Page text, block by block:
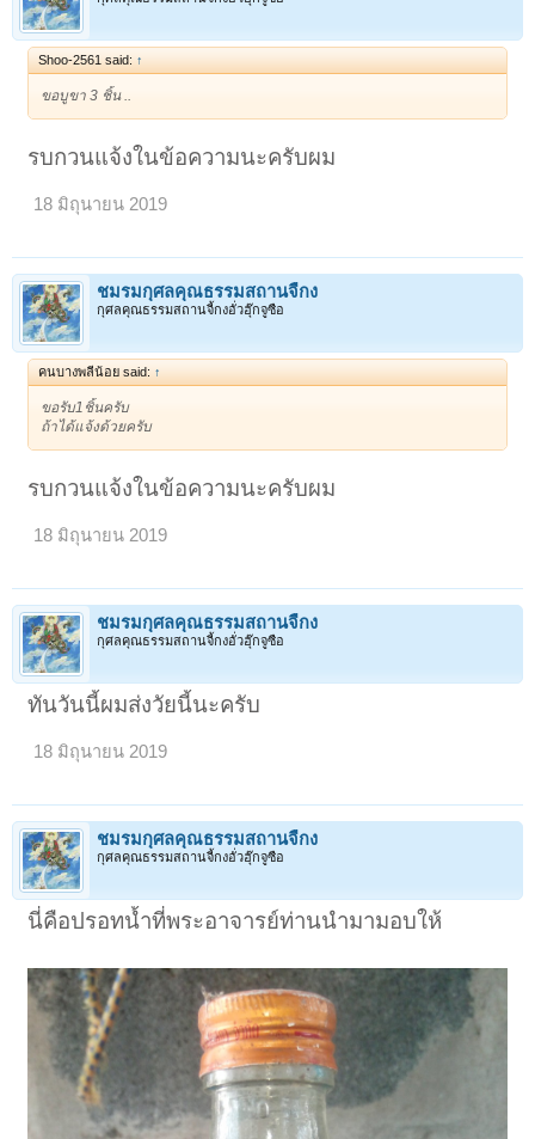
Shoo-2561 said: ↑
ขอบูขา 3 ชิ้น ..
รบกวนแจ้งในข้อความนะครับผม
18 มิถุนายน 2019
ชมรมกุศลคุณธรรมสถานจี้กง
กุศลคุณธรรมสถานจี้กงอั่วฮุ๊กจูซือ
คนบางพลีน้อย said: ↑
ขอรับ1ชิ้นครับ
ถ้าได้แจ้งด้วยครับ
รบกวนแจ้งในข้อความนะครับผม
18 มิถุนายน 2019
ชมรมกุศลคุณธรรมสถานจี้กง
กุศลคุณธรรมสถานจี้กงอั่วฮุ๊กจูซือ
ทันวันนี้ผมส่งวัยนี้นะครับ
18 มิถุนายน 2019
ชมรมกุศลคุณธรรมสถานจี้กง
กุศลคุณธรรมสถานจี้กงอั่วฮุ๊กจูซือ
นี่คือปรอทน้ำที่พระอาจารย์ท่านนำมามอบให้